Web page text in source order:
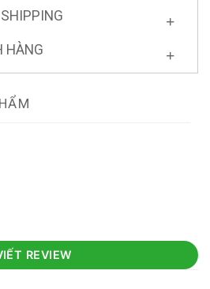
HÀNG
REVIEW